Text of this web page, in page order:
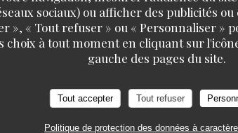
sociaux) ou afficher des publicités
», « Tout refuser » ou « Personnaliser »
choix à tout moment en cliquant sur
gauche des pages du site.
Tout accepter Tout refuser
Politique de protection des données à
TAVLINE